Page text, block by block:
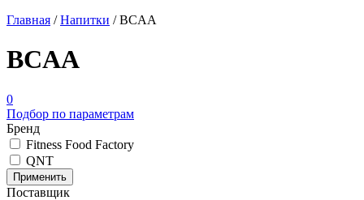
Главная /Напитки /BCAA
BCAA
0
Подбор по параметрам
Бренд
Fitness Food Factory
QNT
Поставщик